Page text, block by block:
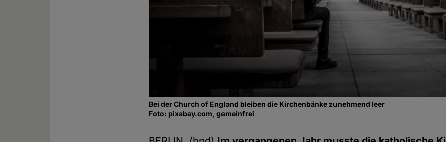
Bei der Church of England bleiben die Kirchenbänke zunehmend leer
Foto: pixabay.com, gemeinfrei